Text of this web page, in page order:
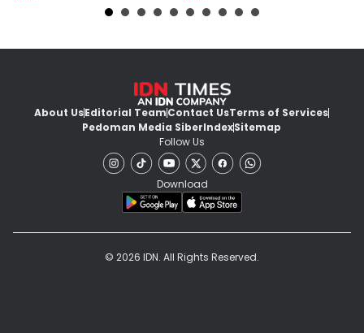
About UsEditorial TeamContact UsTerms of Services
Pedoman Media SiberIndexSitemap
Follow Us
Download
© 2026 IDN. All Rights Reserved.